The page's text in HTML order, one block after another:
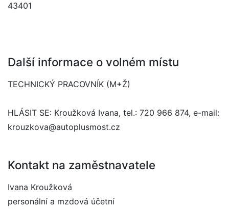
43401
Další informace o volném místu
TECHNICKÝ PRACOVNÍK (M+Ž)
HLÁSIT SE: Kroužková Ivana, tel.: 720 966 874, e-mail:
krouzkova@autoplusmost.cz
Kontakt na zaměstnavatele
Ivana Kroužková
personální a mzdová účetní